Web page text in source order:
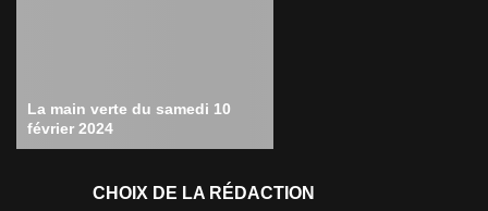
La main verte du samedi 10
février 2024
CHOIX DE LA RÉDACTION